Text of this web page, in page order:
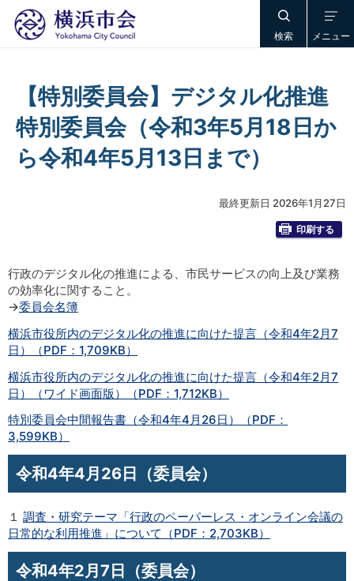
検索 メニュー
【特別委員会】デジタル化推進
特別委員会（令和3年5月18日か
ら令和4年5月13日まで）
最終更新日 2026年1月27日
印刷する
行政のデジタル化の推進による、市民サービスの向上及び業務
の効率化に関すること。
→委員会名簿
横浜市役所内のデジタル化の推進に向けた提言（令和4年2月7
日）（PDF：1,709KB）
横浜市役所内のデジタル化の推進に向けた提言（令和4年2月7
日）（ワイド画面版）（PDF：1,712KB）
特別委員会中間報告書（令和4年4月26日）（PDF：
3,599KB）
令和4年4月26日（委員会）
１ 調査・研究テーマ「行政のペーパーレス・オンライン会議の
日常的な利用推進」について（PDF：2,703KB）
令和4年2月7日（委員会）